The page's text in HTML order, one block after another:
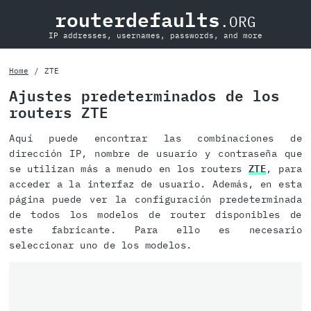
routerdefaults .ORG
IP addresses, usernames, passwords, and more
Home ZTE
Ajustes predeterminados de los
routers ZTE
Aquí puede encontrar las combinaciones de
dirección IP, nombre de usuario y contraseña que
se utilizan más a menudo en los routers ZTE, para
acceder a la interfaz de usuario. Además, en esta
página puede ver la configuración predeterminada
de todos los modelos de router disponibles de
este fabricante. Para ello es necesario
seleccionar uno de los modelos.